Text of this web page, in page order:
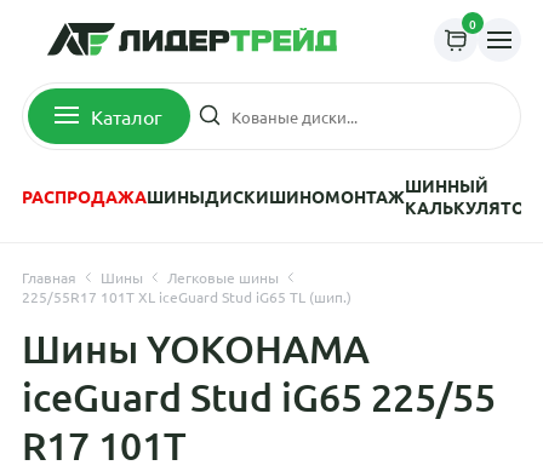
0
Каталог
РАСПРОДАЖАШИНЫДИСКИШИНОМОНТАЖШИННЫЙ
КАЛЬКУЛЯТОР
Главная Шины
Легковые шины
225/55R17 101T XL iceGuard Stud iG65 TL (шип.)
Шины YOKOHAMA
iceGuard Stud iG65 225/55
R17 101T